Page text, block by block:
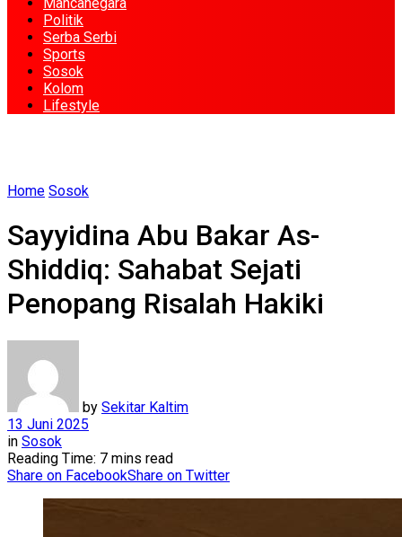
Politik
Serba Serbi
Sports
Sosok
Kolom
Lifestyle
Home Sosok
Sayyidina Abu Bakar As-
Shiddiq: Sahabat Sejati
Penopang Risalah Hakiki
by Sekitar Kaltim
13 Juni 2025
in Sosok
Reading Time: 7 mins read
Share on FacebookShare on Twitter